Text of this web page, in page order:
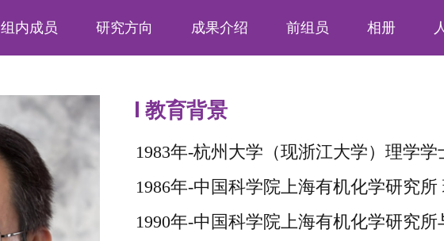
组内成员 研究方向 成果介绍 前组员 相册
教育背景
1983年-杭州大学（现浙江大学） 理学学
1986年-中国科学院上海有机化学研究所
1990年-中国科学院上海有机化学研究所